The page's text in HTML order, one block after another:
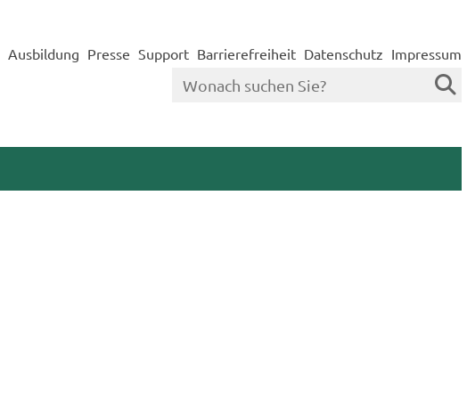
Ausbildung Presse Support Barrierefreiheit Datenschutz Impressum